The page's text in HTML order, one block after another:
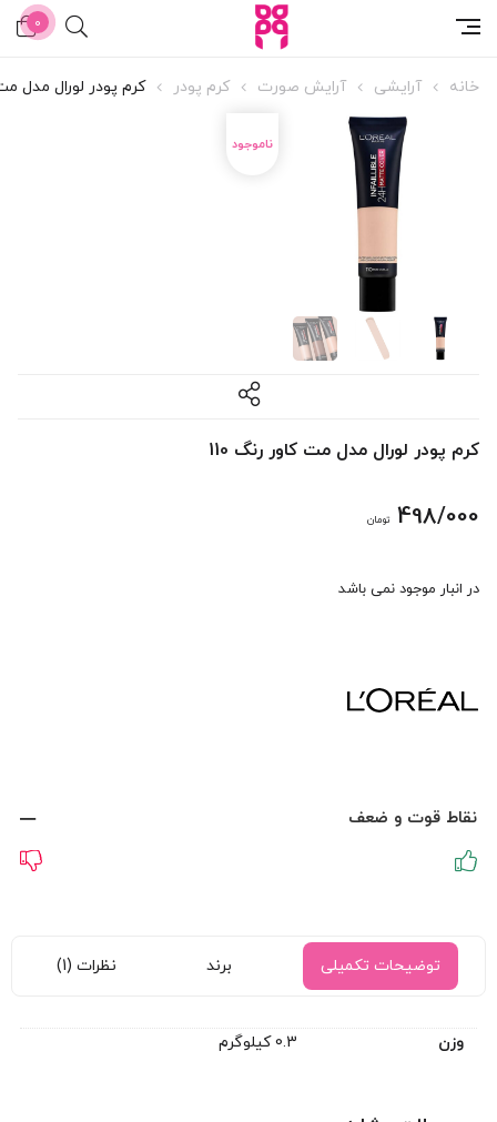
0
خانه آرایشی آرایش صورت کرم پودر کرم پودر لورال مدل مت
کرم پودر لورال مدل مت کاور رنگ 110
498/000 تومان
در انبار موجود نمی باشد
نقاط قوت و ضعف
توضیحات تکمیلی برند نظرات (1)
وزن 0.3 کیلوگرم